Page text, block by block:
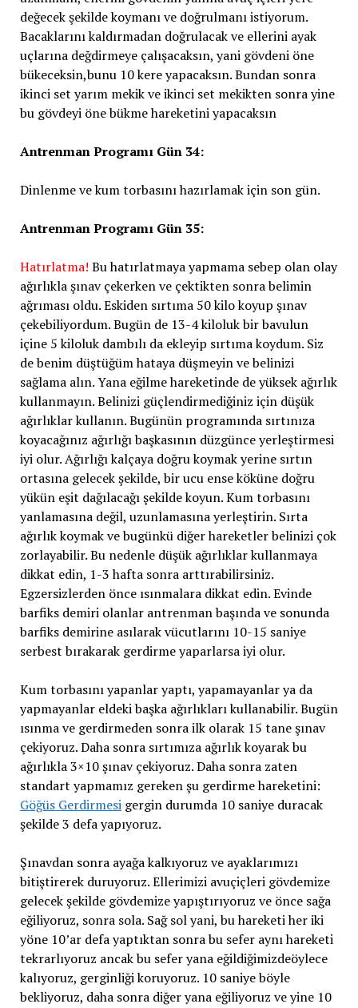
değecek şekilde koymanı ve doğrulmanı istiyorum.
Bacaklarını kaldırmadan doğrulacak ve ellerini ayak
uçlarına değdirmeye çalışacaksın, yani gövdeni öne
bükeceksin,bunu 10 kere yapacaksın. Bundan sonra
ikinci set yarım mekik ve ikinci set mekikten sonra yine
bu gövdeyi öne bükme hareketini yapacaksın
Antrenman Programı Gün 34:
Dinlenme ve kum torbasını hazırlamak için son gün.
Antrenman Programı Gün 35:
Hatırlatma! Bu hatırlatmaya yapmama sebep olan olay
ağırlıkla şınav çekerken ve çektikten sonra belimin
ağrıması oldu. Eskiden sırtıma 50 kilo koyup şınav
çekebiliyordum. Bugün de 13-4 kiloluk bir bavulun
içine 5 kiloluk dambılı da ekleyip sırtıma koydum. Siz
de benim düştüğüm hataya düşmeyin ve belinizi
sağlama alın. Yana eğilme hareketinde de yüksek ağırlık
kullanmayın. Belinizi güçlendirmediğiniz için düşük
ağırlıklar kullanın. Bugünün programında sırtınıza
koyacağınız ağırlığı başkasının düzgünce yerleştirmesi
iyi olur. Ağırlığı kalçaya doğru koymak yerine sırtın
ortasına gelecek şekilde, bir ucu ense köküne doğru
yükün eşit dağılacağı şekilde koyun. Kum torbasını
yanlamasına değil, uzunlamasına yerleştirin. Sırta
ağırlık koymak ve bugünkü diğer hareketler belinizi çok
zorlayabilir. Bu nedenle düşük ağırlıklar kullanmaya
dikkat edin, 1-3 hafta sonra arttırabilirsiniz.
Egzersizlerden önce ısınmalara dikkat edin. Evinde
barfiks demiri olanlar antrenman başında ve sonunda
barfiks demirine asılarak vücutlarını 10-15 saniye
serbest bırakarak gerdirme yaparlarsa iyi olur.
Kum torbasını yapanlar yaptı, yapamayanlar ya da
yapmayanlar eldeki başka ağırlıkları kullanabilir. Bugün
ısınma ve gerdirmeden sonra ilk olarak 15 tane şınav
çekiyoruz. Daha sonra sırtımıza ağırlık koyarak bu
ağırlıkla 3×10 şınav çekiyoruz. Daha sonra zaten
standart yapmamız gereken şu gerdirme hareketini:
Göğüs Gerdirmesigergin durumda 10 saniye duracak
şekilde 3 defa yapıyoruz.
Şınavdan sonra ayağa kalkıyoruz ve ayaklarımızı
bitiştirerek duruyoruz. Ellerimizi avuçiçleri gövdemize
gelecek şekilde gövdemize yapıştırıyoruz ve önce sağa
eğiliyoruz, sonra sola. Sağ sol yani, bu hareketi her iki
yöne 10’ar defa yaptıktan sonra bu sefer aynı hareketi
tekrarlıyoruz ancak bu sefer yana eğildiğimizdeöylece
kalıyoruz, gerginliği koruyoruz. 10 saniye böyle
bekliyoruz, daha sonra diğer yana eğiliyoruz ve yine 10